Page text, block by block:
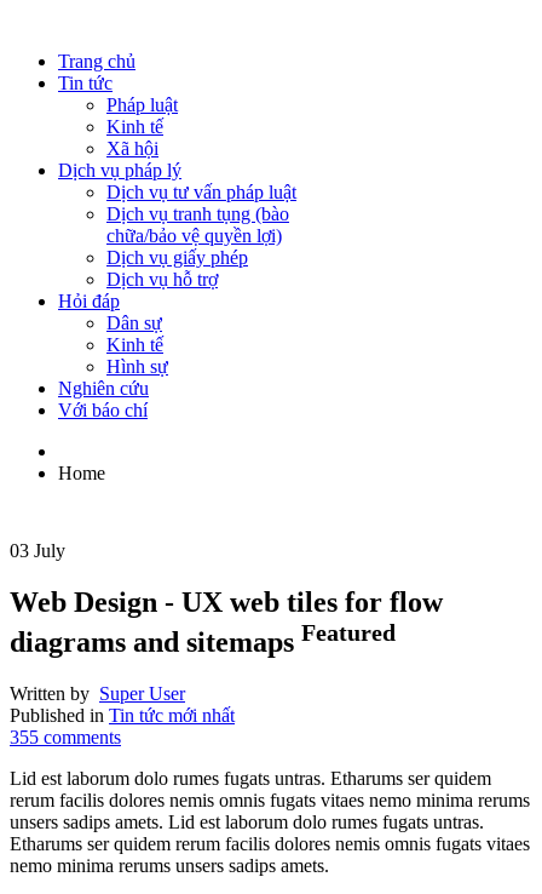
Trang chủ
Tin tức
Pháp luật
Kinh tế
Xã hội
Dịch vụ pháp lý
Dịch vụ tư vấn pháp luật
Dịch vụ tranh tụng (bào
chữa/bảo vệ quyền lợi)
Dịch vụ giấy phép
Dịch vụ hỗ trợ
Hỏi đáp
Dân sự
Kinh tế
Hình sự
Nghiên cứu
Với báo chí
Home
03 July
Web Design - UX web tiles for flow
diagrams and sitemaps Featured
Written by Super User
Published in Tin tức mới nhất
355 comments
Lid est laborum dolo rumes fugats untras. Etharums ser quidem
rerum facilis dolores nemis omnis fugats vitaes nemo minima rerums
unsers sadips amets. Lid est laborum dolo rumes fugats untras.
Etharums ser quidem rerum facilis dolores nemis omnis fugats vitaes
nemo minima rerums unsers sadips amets.